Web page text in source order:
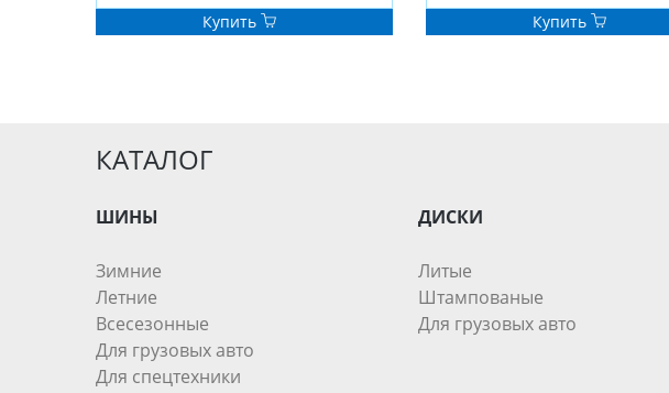
Купить Купить
КАТАЛОГ
ШИНЫ
Зимние
Летние
Всесезонные
Для грузовых авто
Для спецтехники
ДИСКИ
Литые
Штампованые
Для грузовых авто